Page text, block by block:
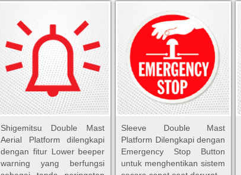
Shigemitsu Double Mast
Aerial Platform dilengkapi
dengan fitur Lower beeper
warning yang berfungsi
Sleeve Double Mast
Platform Dilengkapi dengan
Emergency Stop Button
untuk menghentikan sistem